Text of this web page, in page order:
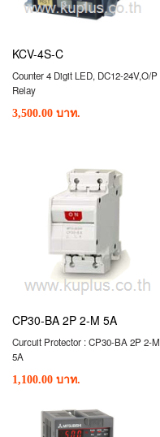
KCV-4S-C
Counter 4 Digit LED, DC12-24V,O/P
Relay
3,500.00 บาท.
CP30-BA 2P 2-M 5A
Curcuit Protector : CP30-BA 2P 2-M
5A
1,100.00 บาท.